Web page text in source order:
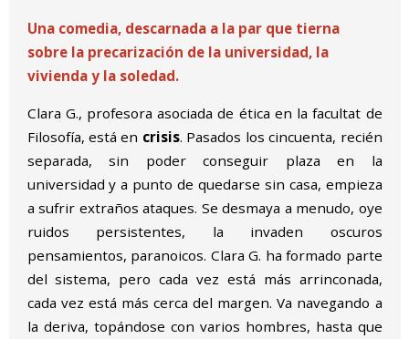
Una comedia, descarnada a la par que tierna
sobre la precarización de la universidad, la
vivienda y la soledad.
Clara G., profesora asociada de ética en la facultat de
Filosofía, está en crisis. Pasados los cincuenta, recién
separada, sin poder conseguir plaza en la
universidad y a punto de quedarse sin casa, empieza
a sufrir extraños ataques. Se desmaya a menudo, oye
ruidos persistentes, la invaden oscuros
pensamientos, paranoicos. Clara G. ha formado parte
del sistema, pero cada vez está más arrinconada,
cada vez está más cerca del margen. Va navegando a
la deriva, topándose con varios hombres, hasta que